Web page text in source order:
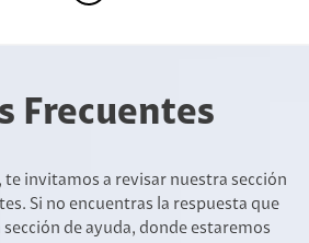
Frecuentes
te invitamos a revisar nuestra sección
Si no encuentras la respuesta que
de ayuda, donde estaremos